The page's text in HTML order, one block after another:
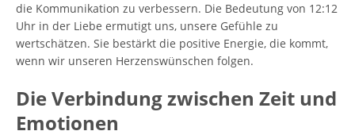
die Kommunikation zu verbessern. Die Bedeutung von 12:12
Uhr in der Liebe ermutigt uns, unsere Gefühle zu
wertschätzen. Sie bestärkt die positive Energie, die kommt,
wenn wir unseren Herzenswünschen folgen.
Die Verbindung zwischen Zeit und
Emotionen